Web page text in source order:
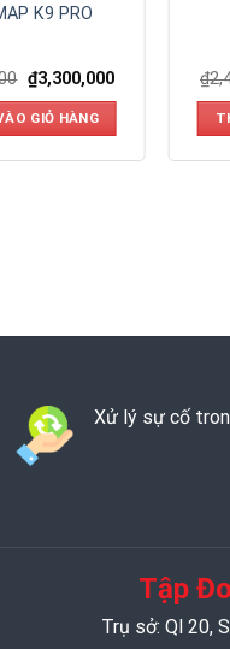
K9 PRO
₫3,300,000
GIỎ HÀNG
₫
Xử lý sự cố
Tập
Trụ sở: Ql 20,